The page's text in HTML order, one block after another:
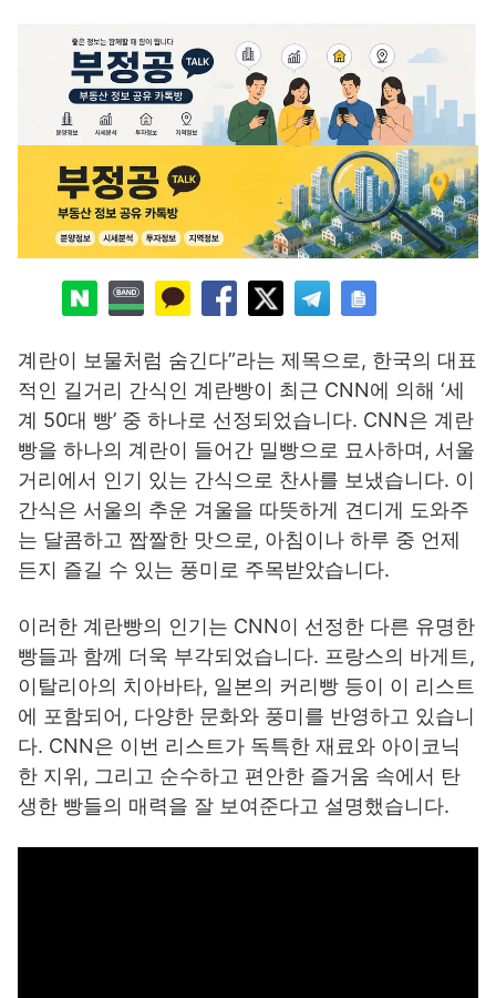
계란이 보물처럼 숨긴다”라는 제목으로, 한국의 대표
적인 길거리 간식인 계란빵이 최근 CNN에 의해 ‘세
계 50대 빵’ 중 하나로 선정되었습니다. CNN은 계란
빵을 하나의 계란이 들어간 밀빵으로 묘사하며, 서울
거리에서 인기 있는 간식으로 찬사를 보냈습니다. 이
간식은 서울의 추운 겨울을 따뜻하게 견디게 도와주
는 달콤하고 짭짤한 맛으로, 아침이나 하루 중 언제
든지 즐길 수 있는 풍미로 주목받았습니다.
이러한 계란빵의 인기는 CNN이 선정한 다른 유명한
빵들과 함께 더욱 부각되었습니다. 프랑스의 바게트,
이탈리아의 치아바타, 일본의 커리빵 등이 이 리스트
에 포함되어, 다양한 문화와 풍미를 반영하고 있습니
다. CNN은 이번 리스트가 독특한 재료와 아이코닉
한 지위, 그리고 순수하고 편안한 즐거움 속에서 탄
생한 빵들의 매력을 잘 보여준다고 설명했습니다.